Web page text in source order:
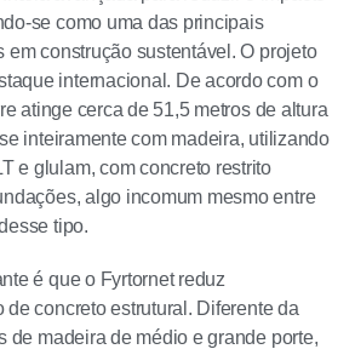
se como uma das principais
em construção sustentável. O projeto
internacional. De acordo com o
atinge cerca de 51,5 metros de altura
inteiramente com madeira, utilizando
e glulam, com concreto restrito
algo incomum mesmo entre
tipo.
é que o Fyrtornet reduz
de concreto estrutural. Diferente da
de madeira de médio e grande porte,